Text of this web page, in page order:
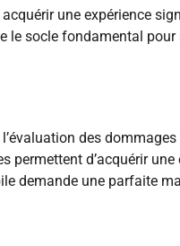
une expérience
le socle fondamental
des
d’acquérir une
demande une parfaite